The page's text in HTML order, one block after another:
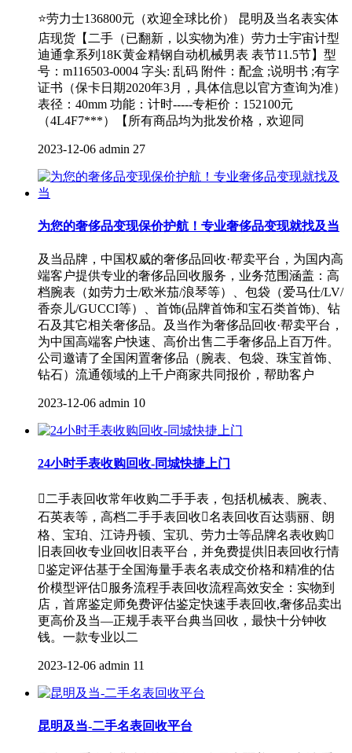
⭐劳力士136800元（欢迎全球比价） 昆明及当名表实体
店现货【二手（已翻新，以实物为准）劳力士宇宙计型
迪通拿系列18K黄金精钢自动机械男表 表节11.5节】型
号：m116503-0004 字头: 乱码 附件：配盒 ;说明书 ;有字
证书（保卡日期2020年3月，具体信息以官方查询为准）
表径：40mm 功能：计时-----专柜价：152100元
（4L4F7***）【所有商品均为批发价格，欢迎同
2023-12-06 admin 27
为您的奢侈品变现保价护航！专业奢侈品变现就找及当
及当品牌，中国权威的奢侈品回收·帮卖平台，为国内高
端客户提供专业的奢侈品回收服务，业务范围涵盖：高
档腕表（如劳力士/欧米茄/浪琴等）、包袋（爱马仕/LV/
香奈儿/GUCCI等）、首饰(品牌首饰和宝石类首饰)、钻
石及其它相关奢侈品。及当作为奢侈品回收·帮卖平台，
为中国高端客户快速、高价出售二手奢侈品上百万件。
公司邀请了全国闲置奢侈品（腕表、包袋、珠宝首饰、
钻石）流通领域的上千户商家共同报价，帮助客户
2023-12-06 admin 10
24小时手表收购回收-同城快捷上门
二手表回收常年收购二手手表，包括机械表、腕表、
石英表等，高档二手手表回收名表回收百达翡丽、朗
格、宝珀、江诗丹顿、宝玑、劳力士等品牌名表收购
旧表回收专业回收旧表平台，并免费提供旧表回收行情
鉴定评估基于全国海量手表名表成交价格和精准的估
价模型评估服务流程手表回收流程高效安全：实物到
店，首席鉴定师免费评估鉴定快速手表回收,奢侈品卖出
更高价及当—正规手表平台典当回收，最快十分钟收
钱。一款专业以二
2023-12-06 admin 11
昆明及当-二手名表回收平台